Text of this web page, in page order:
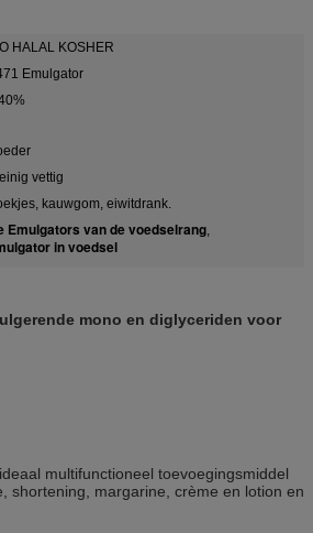
HALAL KOSHER
Emulgator
vettig
kauwgom, eiwitdrank.
Emulgators van de voedselrang,
in voedsel
mono en diglyceriden voor
multifunctioneel toevoegingsmiddel
shortening, margarine, crème en lotion en